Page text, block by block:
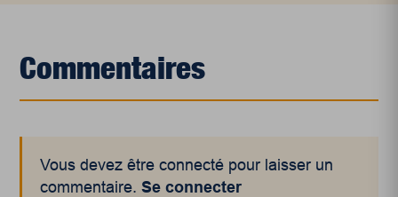
Commentaires
Vous devez être connecté pour laisser un
commentaire.Se connecter